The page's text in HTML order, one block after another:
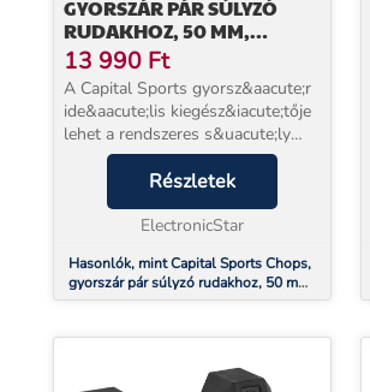
GYORSZÁR PÁR SÚLYZÓ
RUDAKHOZ, 50 MM,
FEKETE
13 990 Ft
A Capital Sports gyorsz&aacute;r
ide&aacute;lis kiegész&iacute;tője
lehet a rendszeres s&uacute;ly
cseréknek, mint péld&aacute;ul
s&uacute;lyemelésnél
(Powerlifting) vagy a Cross-
Training gyakorlatok ...
Részletek
ElectronicStar
Hasonlók, mint Capital Sports Chops,
gyorszár pár súlyzó rudakhoz, 50 mm,
fekete